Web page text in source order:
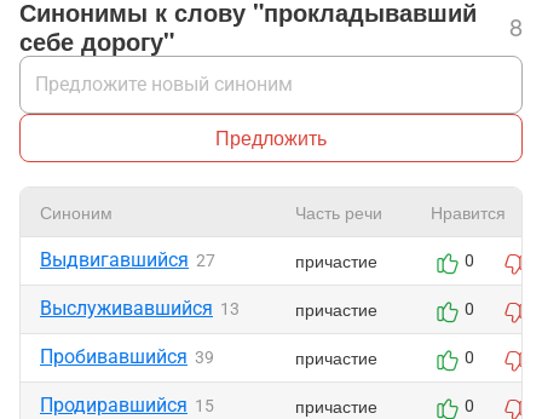
Синонимы к слову "прокладывавший
себе дорогу"
8
Предложить
Синоним Часть речи Нравится
Выдвигавшийся 27 причастие 0
Выслуживавшийся 13 причастие 0
Пробивавшийся 39 причастие 0
Продиравшийся 15 причастие 0